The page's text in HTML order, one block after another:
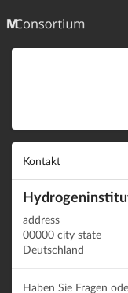
Kontakt
address
00000 city state
Deutschland
Haben Sie Fragen